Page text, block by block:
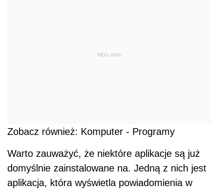
REKLAMA
Zobacz również: Komputer - Programy
Warto zauważyć, że niektóre aplikacje są już
domyślnie zainstalowane na. Jedną z nich jest
aplikacja, która wyświetla powiadomienia w